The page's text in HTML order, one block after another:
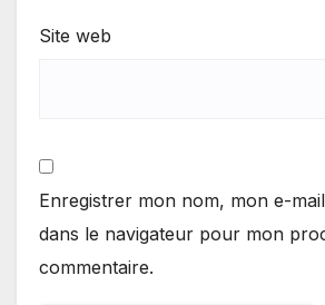
Site web
Enregistrer mon nom, mon e-
dans le navigateur pour mon
commentaire.